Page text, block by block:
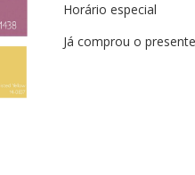
Horário especial
Já comprou o